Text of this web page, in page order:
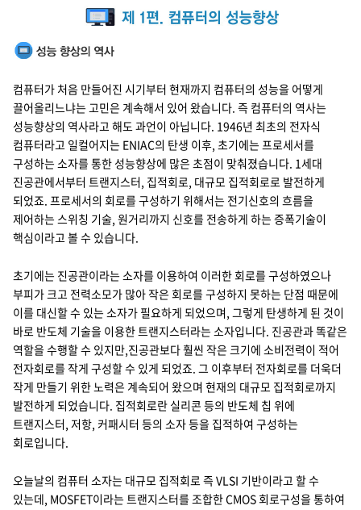
컴퓨터가 처음 만들어진 시기부터 현재까지 컴퓨터의 성능을 어떻게
끌어올리느냐는 고민은 계속해서 있어 왔습니다. 즉 컴퓨터의 역사는
성능향상의 역사라고 해도 과언이 아닙니다. 1946년 최초의 전자식
컴퓨터라고 일컬어지는 ENIAC의 탄생 이후, 초기에는 프로세서를
구성하는 소자를 통한 성능향상에 많은 초점이 맞춰졌습니다. 1세대
진공관에서부터 트랜지스터, 집적회로, 대규모 집적회로로 발전하게
되었죠. 프로세서의 회로를 구성하기 위해서는 전기신호의 흐름을
제어하는 스위칭 기술, 원거리까지 신호를 전송하게 하는 증폭기술이
핵심이라고 볼 수 있습니다.
초기에는 진공관이라는 소자를 이용하여 이러한 회로를 구성하였으나
부피가 크고 전력소모가 많아 작은 회로를 구성하지 못하는 단점 때문에
이를 대신할 수 있는 소자가 필요하게 되었으며, 그렇게 탄생하게 된 것이
바로 반도체 기술을 이용한 트랜지스터라는 소자입니다. 진공관과 똑같은
역할을 수행할 수 있지만,진공관보다 훨씬 작은 크기에 소비전력이 적어
전자회로를 작게 구성할 수 있게 되었죠. 그 이후부터 전자회로를 더욱더
작게 만들기 위한 노력은 계속되어 왔으며 현재의 대규모 집적회로까지
발전하게 되었습니다. 집적회로란 실리콘 등의 반도체 칩 위에
트랜지스터, 저항, 커패시터 등의 소자 등을 집적하여 구성하는
회로입니다.
오늘날의 컴퓨터 소자는 대규모 집적회로 즉 VLSI 기반이라고 할 수
있는데, MOSFET이라는 트랜지스터를 조합한 CMOS 회로구성을 통하여